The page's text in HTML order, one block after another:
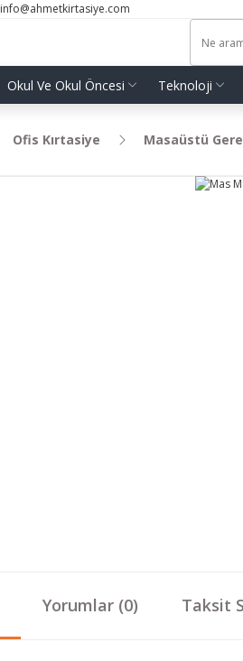
info@ahmetkirtasiye.com
Okul Ve Okul Öncesi Teknoloji
Ofis Kırtasiye Masaüstü
Yorumlar (0) Taksit